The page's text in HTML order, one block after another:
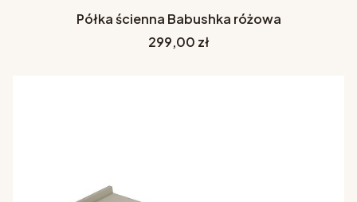
Półka ścienna Babushka różowa
Cena
299,00 zł